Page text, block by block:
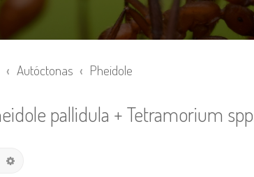
Autóctonas Pheidole
pallidula + Tetramorium